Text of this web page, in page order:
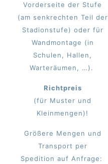
Vorderseite der Stufe
(am senkrechten Teil der
Stadionstufe) oder für
Wandmontage (in
Schulen, Hallen,
Warteräumen, …).
Richtpreis
(für Muster und
Kleinmengen)!
Größere Mengen und
Transport per
Spedition auf Anfrage: